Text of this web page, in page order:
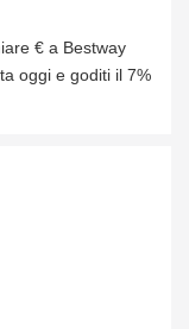
€ a Bestway
oggi e goditi il 7%